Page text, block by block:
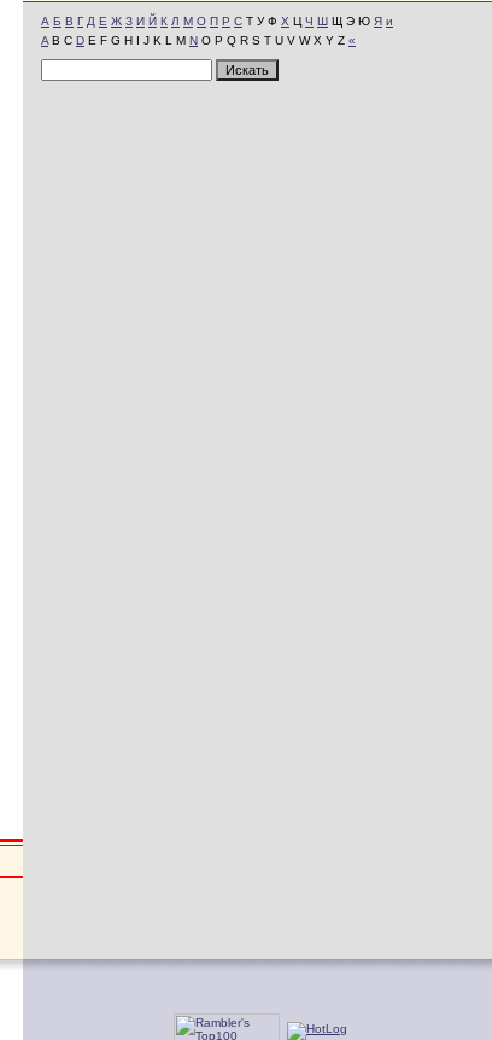
А Б В Г Д Е Ж З И Й К Л М О П Р С Т У Ф Х Ц Ч Ш Щ Э Ю Я и
A B C D E F G H I J K L M N O P Q R S T U V W X Y Z «